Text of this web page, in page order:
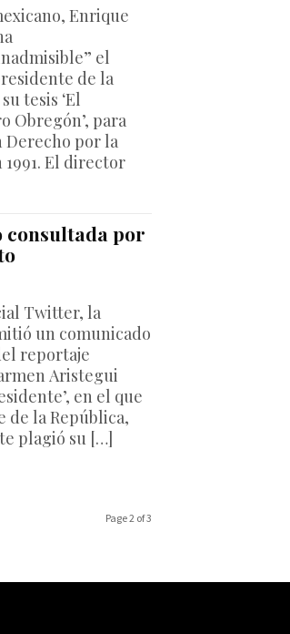
Enrique
el
de la
tesis ‘El
Obregón’, para
por la
1991. El director
consultada por
Twitter, la
un comunicado
reportaje
Aristegui
en el que
de la República,
plagió su […]
Page 2 of 3